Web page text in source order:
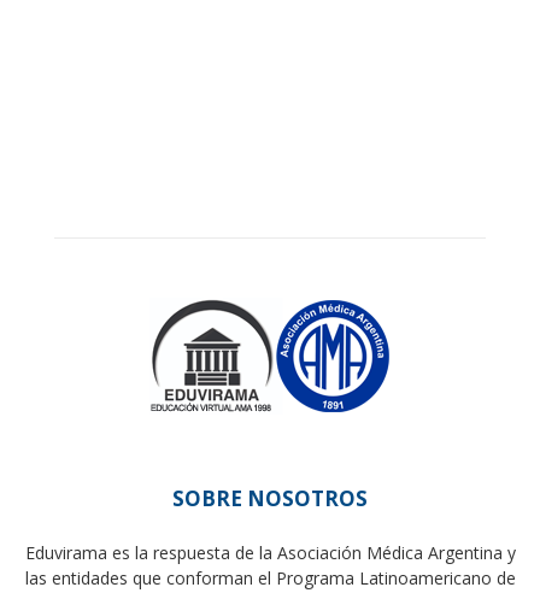
SOBRE NOSOTROS
Eduvirama es la respuesta de la Asociación Médica Argentina y
las entidades que conforman el Programa Latinoamericano de